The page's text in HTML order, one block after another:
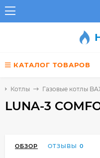
КАТАЛОГ ТОВАРОВ
Котлы Газовые котлы
LUNA-3
ОБЗОР ОТЗЫВЫ 0